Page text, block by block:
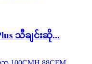
သီချင်းဆို...